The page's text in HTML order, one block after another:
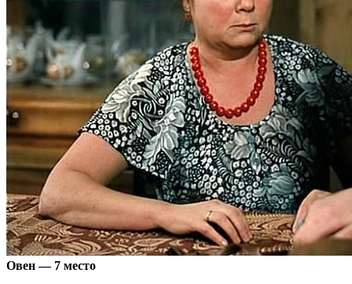
Овен — 7 место